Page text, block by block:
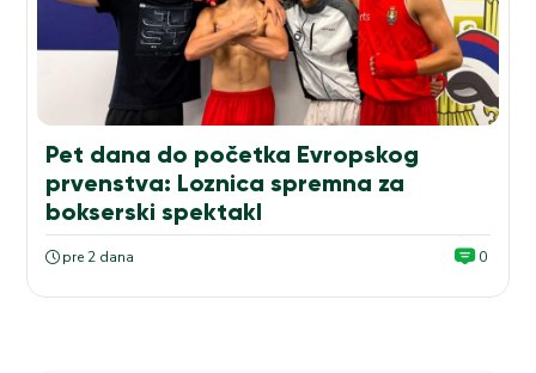
Pet dana do početka Evropskog
prvenstva: Loznica spremna za
bokserski spektakl
pre 2 dana 0